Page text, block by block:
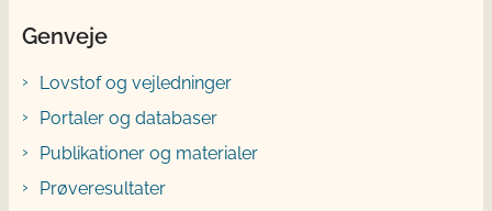
Genveje
Lovstof og vejledninger
Portaler og databaser
Publikationer og materialer
Prøveresultater